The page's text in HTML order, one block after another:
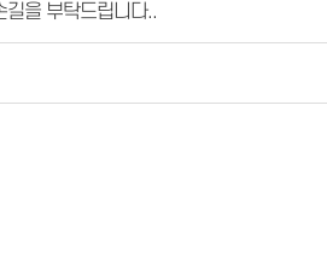
길을 부탁드립니다..